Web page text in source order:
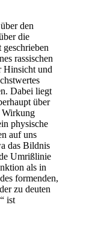
den
die
rassischen
Hinsicht und
Dabei liegt
über
Wirkung
physische
auf uns
das Bildnis
Umrißlinie
als in
formenden,
zu deuten
ist